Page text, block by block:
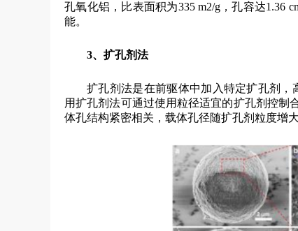
孔氧化铝，比表面积为335 m2/g，孔容达1.36
能。
3、扩孔剂法
扩孔剂法是在前驱体中加入特定扩孔剂，
用扩孔剂法可通过使用粒径适宜的扩孔剂控制
体孔结构紧密相关，载体孔径随扩孔剂粒度增大